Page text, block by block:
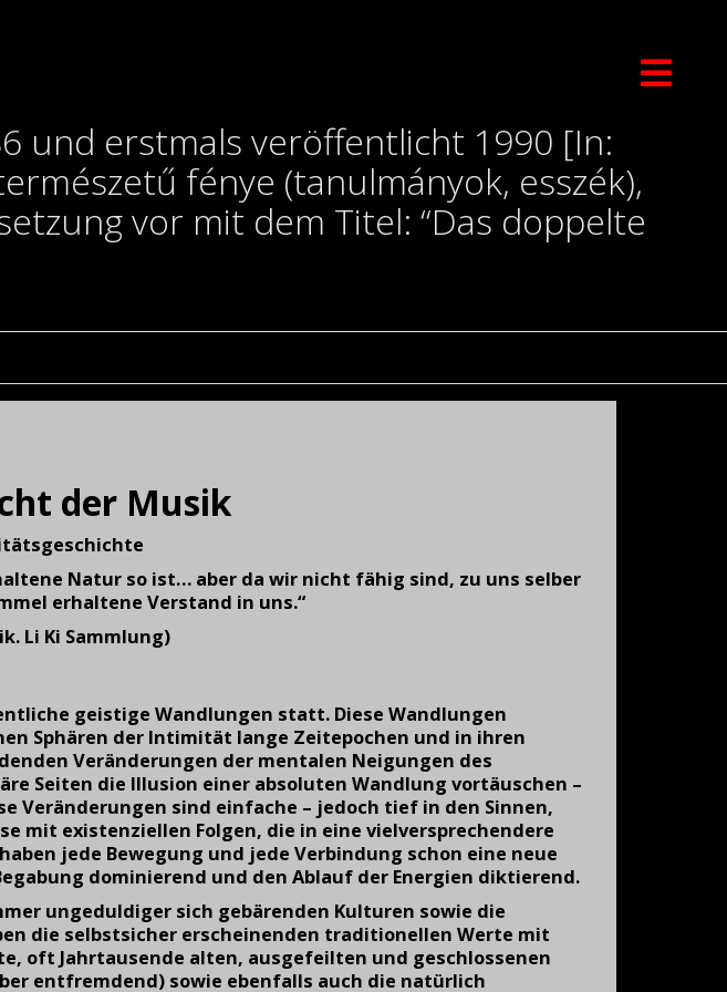
und erstmals veröffentlicht 1990 [In:
fénye (tanulmányok, esszék),
vor mit dem Titel: “Das doppelte
der Musik
Natur so ist… aber da wir nicht fähig sind, zu uns selber
erhaltene Verstand in uns.“
Li Ki Sammlung)
geistige Wandlungen statt. Diese Wandlungen
Sphären der Intimität lange Zeitepochen und in ihren
Veränderungen der mentalen Neigungen des
äre Seiten die Illusion einer absoluten Wandlung vortäuschen –
Veränderungen sind einfache – jedoch tief in den Sinnen,
mit existenziellen Folgen, die in eine vielversprechendere
jede Bewegung und jede Verbindung schon eine neue
dominierend und den Ablauf der Energien diktierend.
ungeduldiger sich gebärenden Kulturen sowie die
die selbstsicher erscheinenden traditionellen Werte mit
oft Jahrtausende alten, ausgefeilten und geschlossenen
entfremdend) sowie ebenfalls auch die natürlich